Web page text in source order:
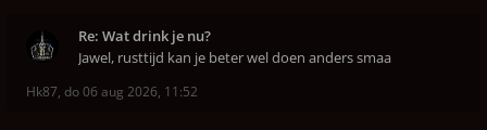
Re: Wat drink je nu?
Jawel, rusttijd kan je beter wel doen anders smaa
Hk87, do 06 aug 2026, 11:52